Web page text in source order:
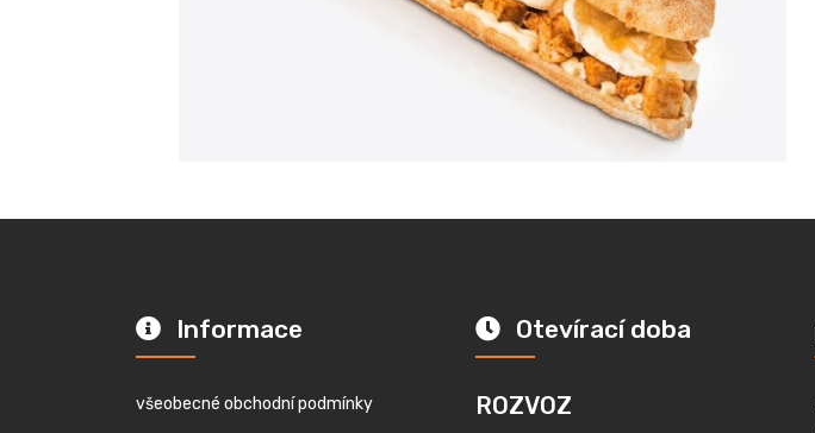
Informace
všeobecné obchodní podmínky
Otevírací doba
ROZVOZ